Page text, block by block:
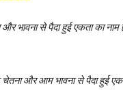
भावना से पैदा हुई एकता का
और आम भावना से पैदा हुई